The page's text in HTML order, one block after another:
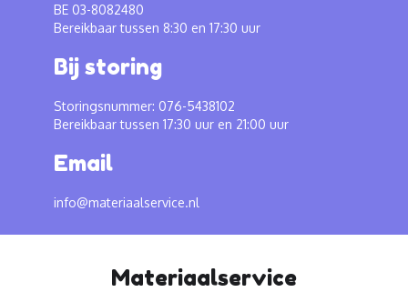
BE 03-8082480
Bereikbaar tussen 8:30 en 17:30 uur
Bij storing
Storingsnummer: 076-5438102
Bereikbaar tussen 17:30 uur en 21:00 uur
Email
info@materiaalservice.nl
Materiaalservice